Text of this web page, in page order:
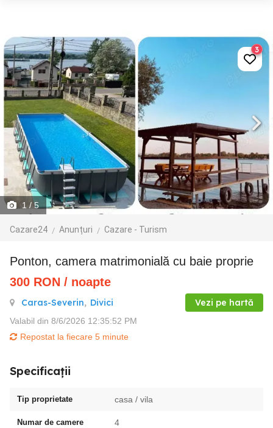
1 / 5
Cazare24 Anunțuri Cazare - Turism
3
Ponton, camera matrimonială cu baie proprie
300 RON / noapte
Caras-Severin, Divici Vezi pe hartă
Valabil din 8/6/2026 12:35:52 PM
Repostat la fiecare 5 minute
Specificații
Tip proprietate casa / vila
Numar de camere 4